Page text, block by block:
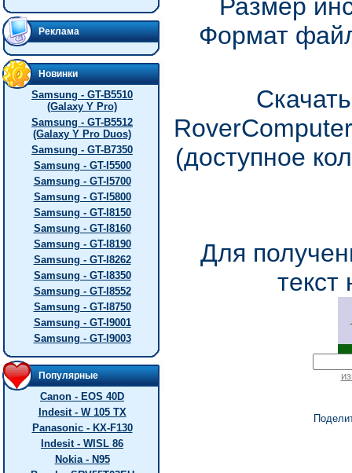
Реклама
Новинки
Samsung - GT-B5510
(Galaxy Y Pro)
Samsung - GT-B5512
(Galaxy Y Pro Duos)
Samsung - GT-B7350
Samsung - GT-I5500
Samsung - GT-I5700
Samsung - GT-I5800
Samsung - GT-I8150
Samsung - GT-I8160
Samsung - GT-I8190
Samsung - GT-I8262
Samsung - GT-I8350
Samsung - GT-I8552
Samsung - GT-I8750
Samsung - GT-I9001
Samsung - GT-I9003
Популярные
Canon - EOS 40D
Indesit - W 105 TX
Panasonic - KX-F130
Indesit - WISL 86
Nokia - N95
Размер
Формат
(доступное
Для
текст